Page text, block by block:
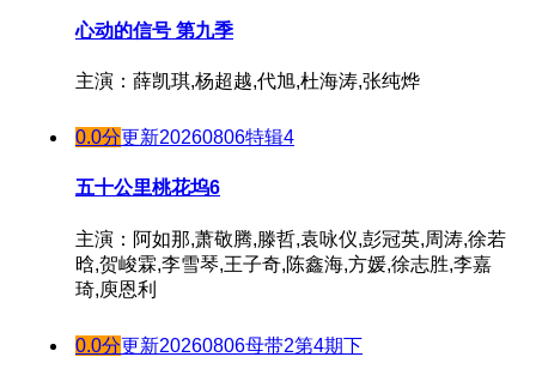
20231026
20231030
20231103
20231105
20231106
20231108
180219期
180220期
180222期
180223期
180225期
180227期
180228期
180207期
180208期
180211期
180213期
180214期
180215期
180217期
心动的信号 第九季
主演：薛凯琪,杨超越,代旭,杜海涛,张纯烨
0.0分更新20260806特辑4
五十公里桃花坞6
主演：阿如那,萧敬腾,滕哲,袁咏仪,彭冠英,周涛,徐若
晗,贺峻霖,李雪琴,王子奇,陈鑫海,方媛,徐志胜,李嘉
琦,庾恩利
0.0分更新20260806母带2第4期下